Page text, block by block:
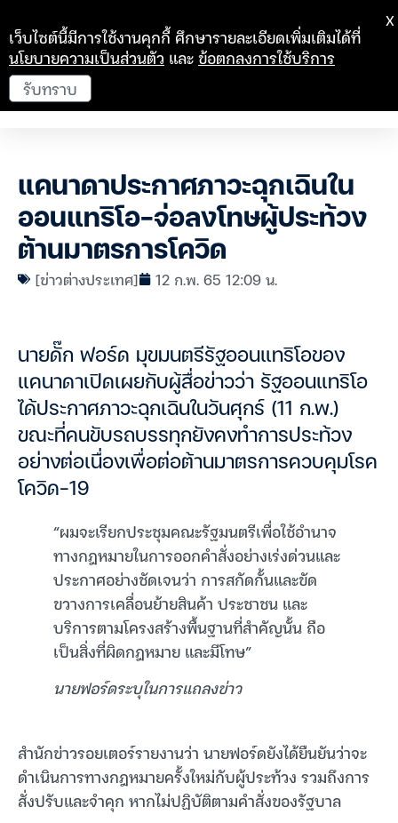
แคนาดาประกาศภาวะฉุกเฉินใน
ออนแทริโอ-จ่อลงโทษผู้ประท้วง
ต้านมาตรการโควิด
[ข่าวต่างประเทศ] 12 ก.พ. 65 12:09 น.
นายดั๊ก ฟอร์ด มุขมนตรีรัฐออนแทริโอของ
แคนาดาเปิดเผยกับผู้สื่อข่าวว่า รัฐออนแทริโอ
ได้ประกาศภาวะฉุกเฉินในวันศุกร์ (11 ก.พ.)
ขณะที่คนขับรถบรรทุกยังคงทำการประท้วง
อย่างต่อเนื่องเพื่อต่อต้านมาตรการควบคุมโรค
โควิด-19
“ผมจะเรียกประชุมคณะรัฐมนตรีเพื่อใช้อำนาจ
ทางกฎหมายในการออกคำสั่งอย่างเร่งด่วนและ
ประกาศอย่างชัดเจนว่า การสกัดกั้นและขัด
ขวางการเคลื่อนย้ายสินค้า ประชาชน และ
บริการตามโครงสร้างพื้นฐานที่สำคัญนั้น ถือ
เป็นสิ่งที่ผิดกฎหมาย และมีโทษ”
นายฟอร์ดระบุในการแถลงข่าว
สำนักข่าวรอยเตอร์รายงานว่า นายฟอร์ดยังได้ยืนยันว่าจะ
ดำเนินการทางกฎหมายครั้งใหม่กับผู้ประท้วง รวมถึงการ
สั่งปรับและจำคุก หากไม่ปฏิบัติตามคำสั่งของรัฐบาล
เว็บไซต์นี้มีการใช้งานคุกกี้ ศึกษารายละเอียดเพิ่มเติมได้ที่
นโยบายความเป็นส่วนตัว และข้อตกลงการใช้บริการ
รับทราบ
X